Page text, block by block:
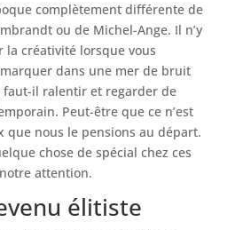
complètement différente de
ou de Michel-Ange. Il n’y
la créativité lorsque vous
dans une mer de bruit
faut-il ralentir et regarder de
Peut-être que ce n’est
que nous le pensions au départ.
chose de spécial chez ces
attention.
élitiste